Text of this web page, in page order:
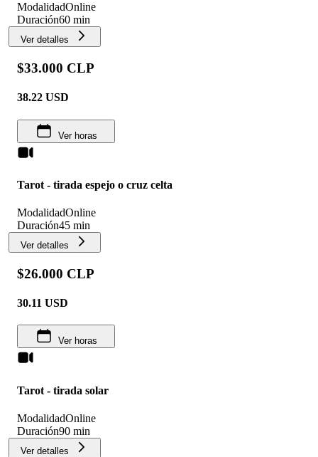
ModalidadOnline
Duración60 min
Ver detalles
$33.000 CLP
38.22 USD
Ver horas
Tarot - tirada espejo o cruz celta
ModalidadOnline
Duración45 min
Ver detalles
$26.000 CLP
30.11 USD
Ver horas
Tarot - tirada solar
ModalidadOnline
Duración90 min
Ver detalles